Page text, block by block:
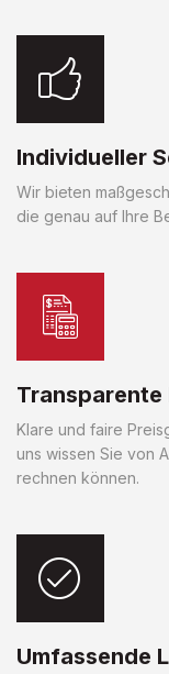
Individueller
Wir bieten
die genau auf Ihre
Transparente
Klare und faire
uns wissen Sie von
rechnen können.
Umfassende